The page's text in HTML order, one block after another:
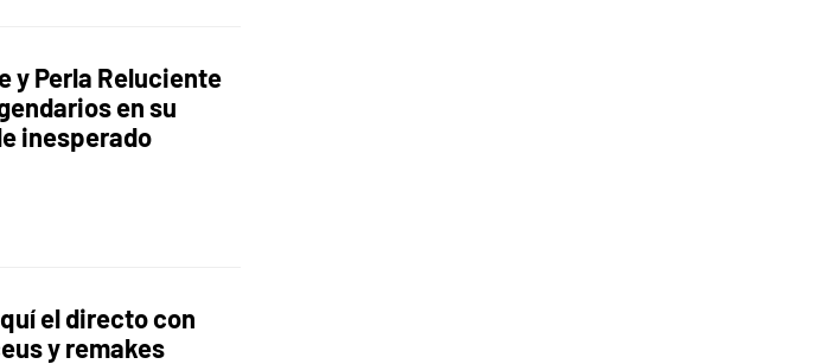
y Perla Reluciente
en su
inesperado
el directo con
y remakes